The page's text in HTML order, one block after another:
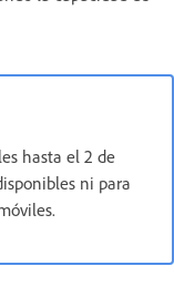
hasta el 2 de
ni para